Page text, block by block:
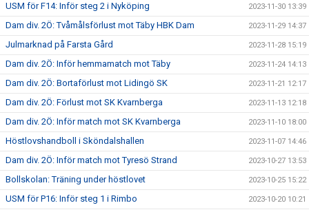
USM för F14: Inför steg 2 i Nyköping 2023-11-30 13:39
Dam div. 2Ö: Tvåmålsförlust mot Täby HBK Dam 2023-11-29 14:37
Julmarknad på Farsta Gård 2023-11-28 15:19
Dam div. 2Ö: Inför hemmamatch mot Täby 2023-11-24 14:13
Dam div. 2Ö: Bortaförlust mot Lidingö SK 2023-11-21 12:17
Dam div. 2Ö: Förlust mot SK Kvarnberga 2023-11-13 12:18
Dam div. 2Ö: Inför match mot SK Kvarnberga 2023-11-10 18:00
Höstlovshandboll i Sköndalshallen 2023-11-07 14:46
Dam div. 2Ö: Inför match mot Tyresö Strand 2023-10-27 13:53
Bollskolan: Träning under höstlovet 2023-10-25 15:22
USM för P16: Inför steg 1 i Rimbo 2023-10-20 10:21